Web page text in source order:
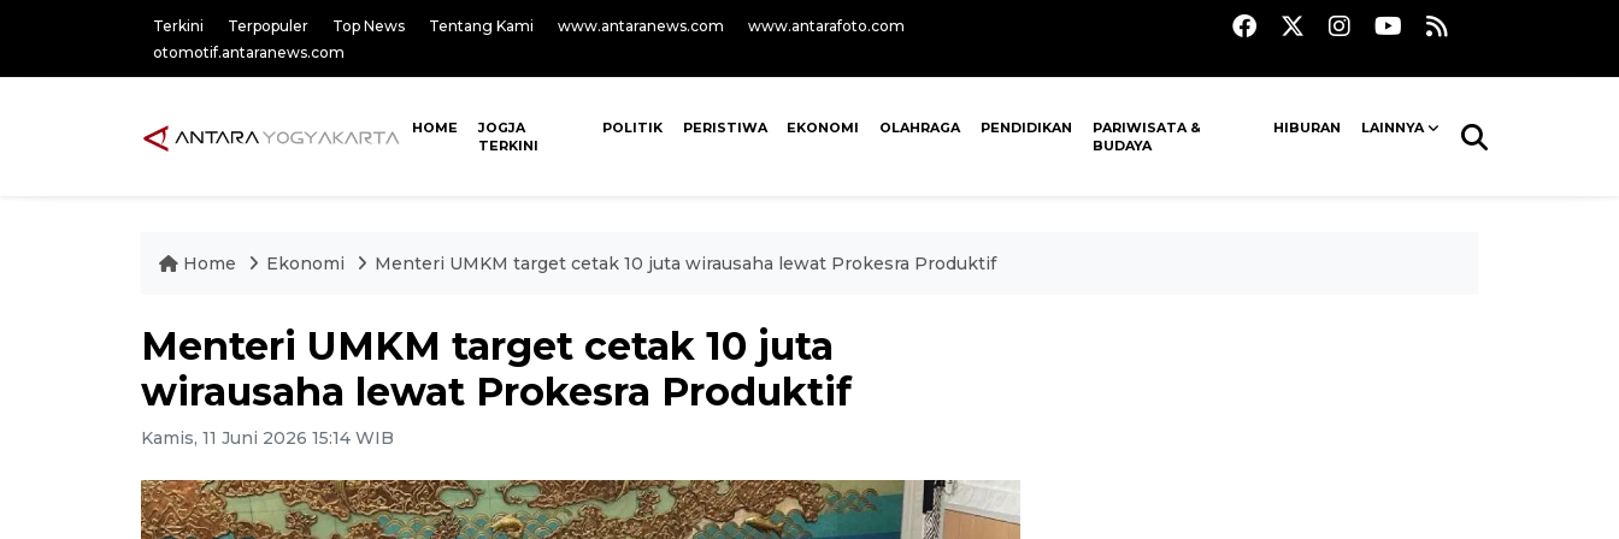
Terkini Terpopuler Top News Tentang Kami www.antaranews.com
www.antarafoto.com
otomotif.antaranews.com
HOME
JOGJA
TERKINI
POLITIK PERISTIWA EKONOMI OLAHRAGA PENDIDIKAN
PARIWISATA &
BUDAYA
HIBURAN LAINNYA
Home Ekonomi Menteri UMKM target cetak 10 juta wirausaha lewat Prokesra Produktif
Menteri UMKM target cetak 10 juta
wirausaha lewat Prokesra Produktif
Kamis, 11 Juni 2026 15:14 WIB